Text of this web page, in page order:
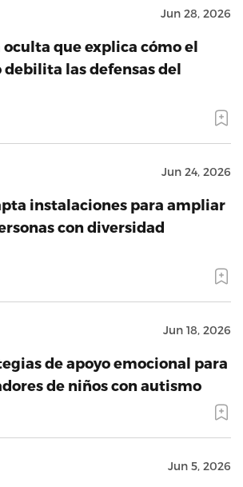
Jun 28, 2026
oculta que explica cómo el
las defensas del
Jun 24, 2026
instalaciones para ampliar
con diversidad
Jun 18, 2026
de apoyo emocional para
de niños con autismo
Jun 5, 2026